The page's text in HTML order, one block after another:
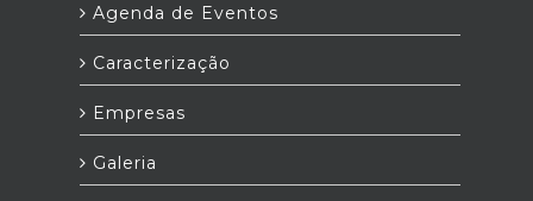
Agenda de Eventos
Caracterização
Empresas
Galeria